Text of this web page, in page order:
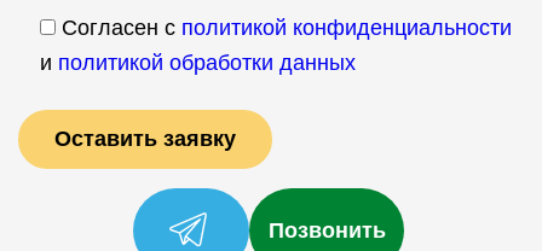
Согласен с политикой конфиденциальности
и политикой обработки данных
Позвонить